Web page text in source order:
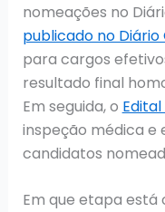
nomeações no
publicado no Diário
para cargos
resultado final
Em seguida, o Edital
inspeção médica
candidatos
Em que etapa está